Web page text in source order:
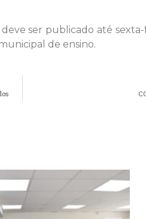
ser publicado até
de ensino.